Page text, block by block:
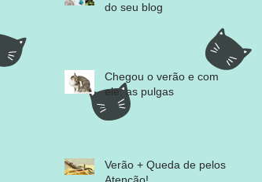
do seu blog
Chegou o verão e com
ele: as pulgas
Verão + Queda de pelos =